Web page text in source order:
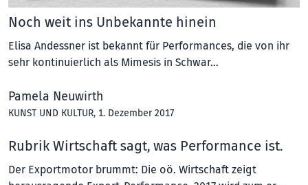
Noch weit ins Unbekannte hinein
Elisa Andessner ist bekannt für Performances, die von ihr
sehr kontinuierlich als Mimesis in Schwar…
Pamela Neuwirth
KUNST UND KULTUR, 1. Dezember 2017
Rubrik Wirtschaft sagt, was Performance ist.
Der Exportmotor brummt: Die oö. Wirtschaft zeigt